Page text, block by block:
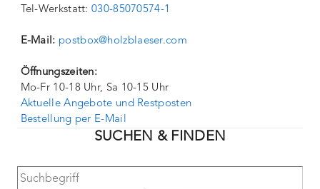
Tel-Werkstatt:030-85070574-1
E-Mail: postbox@holzblaeser.com
Öffnungszeiten:
Mo-Fr 10-18 Uhr, Sa 10-15 Uhr
Aktuelle Angebote und Restposten
Bestellung per E-Mail
SUCHEN & FINDEN